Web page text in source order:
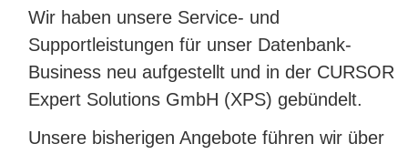
Wir haben unsere Service- und
Supportleistungen für unser Datenbank-
Business neu aufgestellt und in der CURSOR
Expert Solutions GmbH (XPS) gebündelt.
Unsere bisherigen Angebote führen wir über